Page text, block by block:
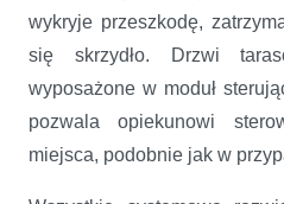
wykryje przeszkodę,
się skrzydło. Drzwi
wyposażone w moduł
pozwala opiekunowi
miejsca, podobnie jak w